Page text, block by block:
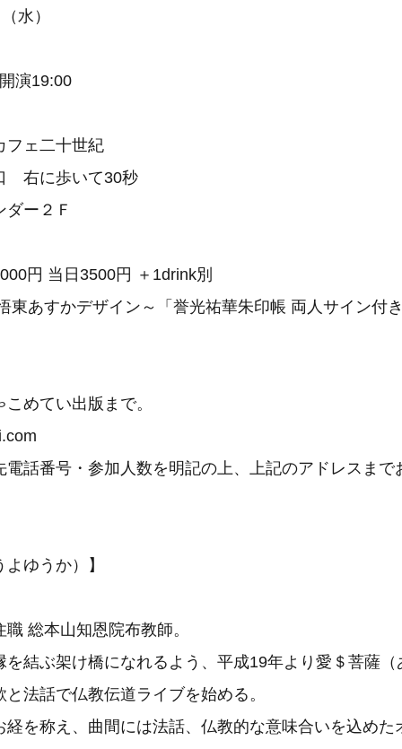
水）
演19:00
ェ二十世紀
右に歩いて30秒
ー２Ｆ
円 当日3500円 ＋1drink別
東あすかデザイン～「誉光祐華朱印帳 両人サイン付
めてい出版まで。
電話番号・参加人数を明記の上、上記のアドレスまで
ゆうか）】
総本山知恩院布教師。
を結ぶ架け橋になれるよう、平成19年より愛＄菩薩（
法話で仏教伝道ライブを始める。
経を称え、曲間には法話、仏教的な意味合いを込めた